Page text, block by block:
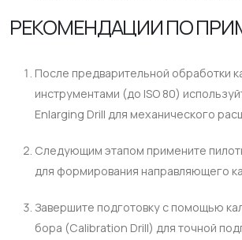
РЕКОМЕНДАЦИИ ПО
После предварительной обработки
инструментами (до ISO 80)
Enlarging Drill для механического
Следующим этапом примените
для формирования направляющего
Завершите подготовку с помощью
бора (Calibration Drill) для точной